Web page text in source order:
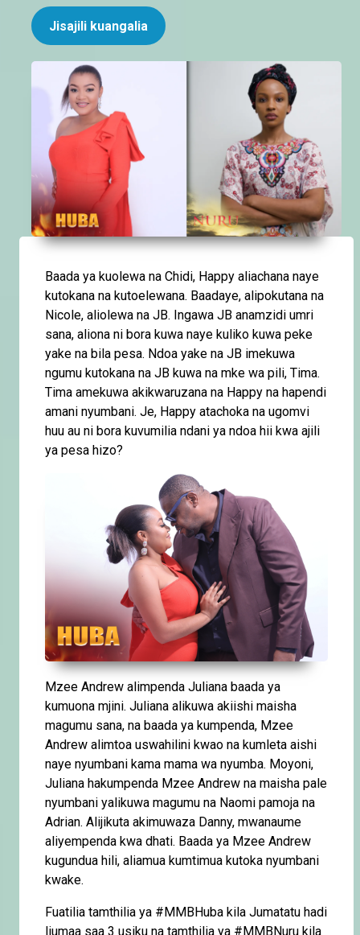
Jisajili kuangalia
Baada ya kuolewa na Chidi, Happy aliachana naye
kutokana na kutoelewana. Baadaye, alipokutana na
Nicole, aliolewa na JB. Ingawa JB anamzidi umri
sana, aliona ni bora kuwa naye kuliko kuwa peke
yake na bila pesa. Ndoa yake na JB imekuwa
ngumu kutokana na JB kuwa na mke wa pili, Tima.
Tima amekuwa akikwaruzana na Happy na hapendi
amani nyumbani. Je, Happy atachoka na ugomvi
huu au ni bora kuvumilia ndani ya ndoa hii kwa ajili
ya pesa hizo?
Mzee Andrew alimpenda Juliana baada ya
kumuona mjini. Juliana alikuwa akiishi maisha
magumu sana, na baada ya kumpenda, Mzee
Andrew alimtoa uswahilini kwao na kumleta aishi
naye nyumbani kama mama wa nyumba. Moyoni,
Juliana hakumpenda Mzee Andrew na maisha pale
nyumbani yalikuwa magumu na Naomi pamoja na
Adrian. Alijikuta akimuwaza Danny, mwanaume
aliyempenda kwa dhati. Baada ya Mzee Andrew
kugundua hili, aliamua kumtimua kutoka nyumbani
kwake.
Fuatilia tamthilia ya #MMBHuba kila Jumatatu hadi
Ijumaa saa 3 usiku na tamthilia ya #MMBNuru kila